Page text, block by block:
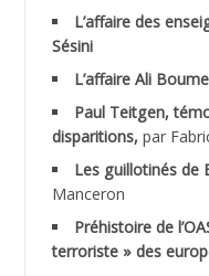
ACHLAF Ali
ADALMI
ADANE Ramdane *
ADDAD
L’affaire des
Sésini
L’affaire Ali
Paul Teitgen,
disparitions, par
Les guillotinés de
Manceron
Préhistoire de
terroriste » des